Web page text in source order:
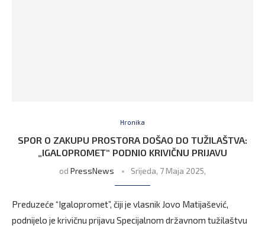
Hronika
SPOR O ZAKUPU PROSTORA DOŠAO DO TUŽILAŠTVA:
„IGALOPROMET“ PODNIO KRIVIČNU PRIJAVU
od PressNews Srijeda, 7 Maja 2025,
Preduzeće “Igalopromet”, čiji je vlasnik Jovo Matijašević,
podnijelo je krivičnu prijavu Specijalnom državnom tužilaštvu